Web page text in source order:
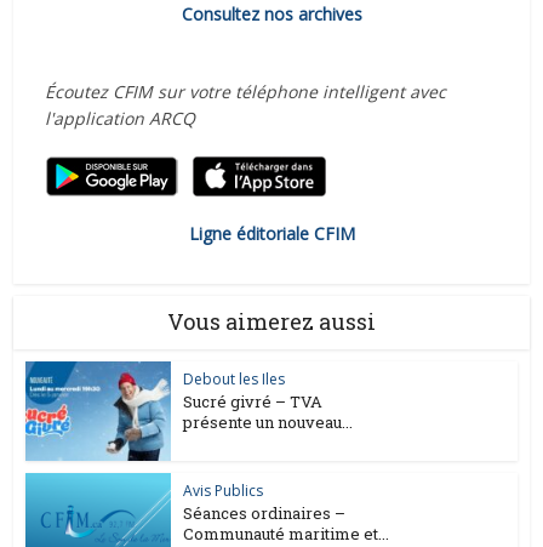
Consultez nos archives
Écoutez CFIM sur votre téléphone intelligent avec
l'application ARCQ
Ligne éditoriale CFIM
Vous aimerez aussi
Debout les Iles
Sucré givré – TVA
présente un nouveau...
Avis Publics
Séances ordinaires –
Communauté maritime et...